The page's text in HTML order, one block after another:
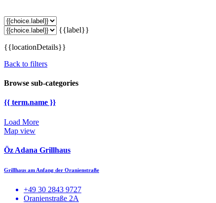
{{label}}
{{locationDetails}}
Back to filters
Browse sub-categories
{{ term.name }}
Load More
Map view
Öz Adana Grillhaus
Grillhaus am Anfang der Oranienstraße
+49 30 2843 9727
Oranienstraße 2A